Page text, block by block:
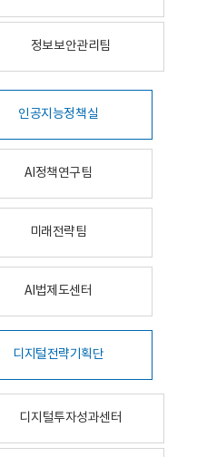
정보보안관리팀
인공지능정책실
AI정책연구팀
미래전략팀
AI법제도센터
디지털전략기획단
디지털투자성과센터